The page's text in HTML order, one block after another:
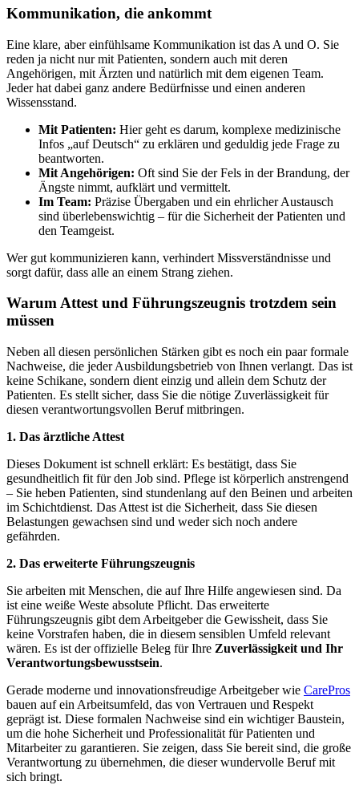
Kommunikation, die ankommt
Eine klare, aber einfühlsame Kommunikation ist das A und O. Sie
reden ja nicht nur mit Patienten, sondern auch mit deren
Angehörigen, mit Ärzten und natürlich mit dem eigenen Team.
Jeder hat dabei ganz andere Bedürfnisse und einen anderen
Wissensstand.
Mit Patienten: Hier geht es darum, komplexe medizinische
Infos „auf Deutsch“ zu erklären und geduldig jede Frage zu
beantworten.
Mit Angehörigen: Oft sind Sie der Fels in der Brandung, der
Ängste nimmt, aufklärt und vermittelt.
Im Team: Präzise Übergaben und ein ehrlicher Austausch
sind überlebenswichtig – für die Sicherheit der Patienten und
den Teamgeist.
Wer gut kommunizieren kann, verhindert Missverständnisse und
sorgt dafür, dass alle an einem Strang ziehen.
Warum Attest und Führungszeugnis trotzdem sein
müssen
Neben all diesen persönlichen Stärken gibt es noch ein paar formale
Nachweise, die jeder Ausbildungsbetrieb von Ihnen verlangt. Das ist
keine Schikane, sondern dient einzig und allein dem Schutz der
Patienten. Es stellt sicher, dass Sie die nötige Zuverlässigkeit für
diesen verantwortungsvollen Beruf mitbringen.
1. Das ärztliche Attest
Dieses Dokument ist schnell erklärt: Es bestätigt, dass Sie
gesundheitlich fit für den Job sind. Pflege ist körperlich anstrengend
– Sie heben Patienten, sind stundenlang auf den Beinen und arbeiten
im Schichtdienst. Das Attest ist die Sicherheit, dass Sie diesen
Belastungen gewachsen sind und weder sich noch andere
gefährden.
2. Das erweiterte Führungszeugnis
Sie arbeiten mit Menschen, die auf Ihre Hilfe angewiesen sind. Da
ist eine weiße Weste absolute Pflicht. Das erweiterte
Führungszeugnis gibt dem Arbeitgeber die Gewissheit, dass Sie
keine Vorstrafen haben, die in diesem sensiblen Umfeld relevant
wären. Es ist der offizielle Beleg für Ihre Zuverlässigkeit und Ihr
Verantwortungsbewusstsein.
Gerade moderne und innovationsfreudige Arbeitgeber wie CarePros
bauen auf ein Arbeitsumfeld, das von Vertrauen und Respekt
geprägt ist. Diese formalen Nachweise sind ein wichtiger Baustein,
um die hohe Sicherheit und Professionalität für Patienten und
Mitarbeiter zu garantieren. Sie zeigen, dass Sie bereit sind, die große
Verantwortung zu übernehmen, die dieser wundervolle Beruf mit
sich bringt.